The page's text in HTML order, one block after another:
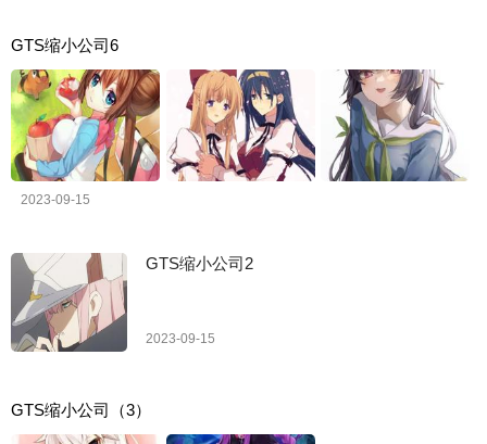
GTS缩小公司6
2023-09-15
GTS缩小公司2
2023-09-15
GTS缩小公司（3）